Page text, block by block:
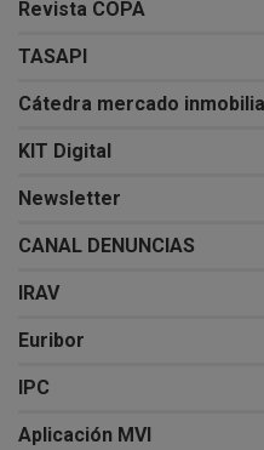
Revista COPA
TASAPI
Cátedra mercado
KIT Digital
Newsletter
CANAL DENUNCIAS
IRAV
Euribor
IPC
Aplicación MVI